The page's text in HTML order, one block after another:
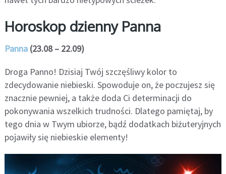
Horoskop dzienny Panna
Panna(23.08 – 22.09)
Droga Panno! Dzisiaj Twój szczęśliwy kolor to
zdecydowanie niebieski. Spowoduje on, że poczujesz się
znacznie pewniej, a także doda Ci determinacji do
pokonywania wszelkich trudności. Dlatego pamiętaj, by
tego dnia w Twym ubiorze, bądź dodatkach biżuteryjnych
pojawiły się niebieskie elementy!